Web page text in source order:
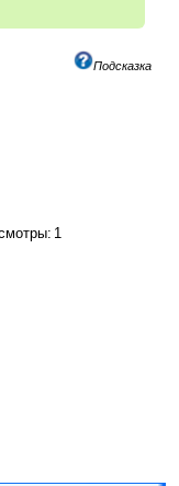
Подсказка
1